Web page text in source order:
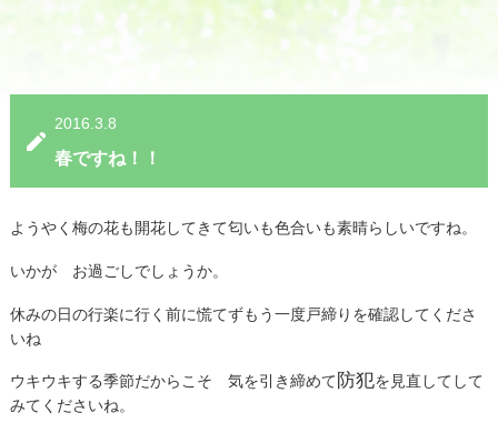
2016.3.8
春ですね！！
ようやく梅の花も開花してきて匂いも色合いも素晴らしいですね。
いかが お過ごしでしょうか。
休みの日の行楽に行く前に慌てずもう一度戸締りを確認してくださ
いね
ウキウキする季節だからこそ 気を引き締めて 防犯を見直してして
みてくださいね。